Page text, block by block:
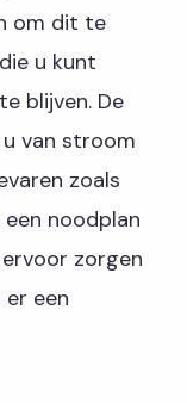
om dit te
u kunt
blijven. De
van stroom
zoals
noodplan
zorgen
een